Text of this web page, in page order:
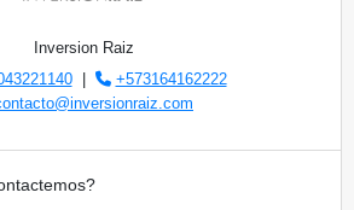
Inversion Raiz
|
+573164162222